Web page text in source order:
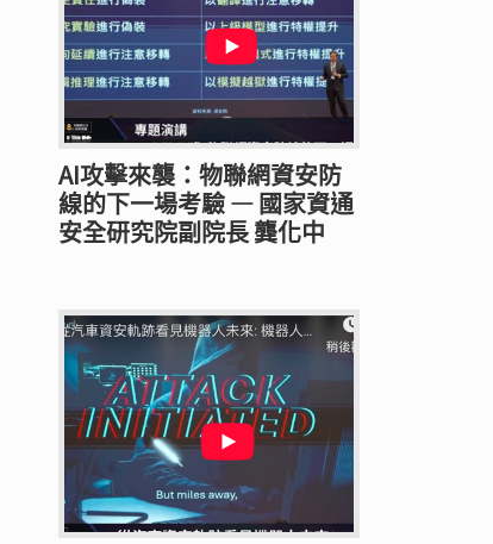
AI攻擊來襲：物聯網資安防
線的下一場考驗 — 國家資通
安全研究院副院長 龔化中